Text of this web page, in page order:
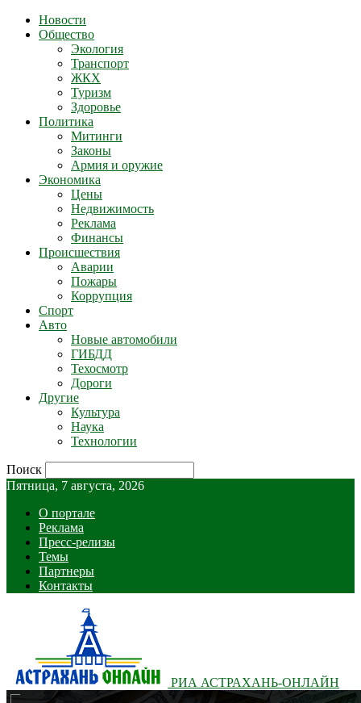
Новости
Общество
Экология
Транспорт
ЖКХ
Туризм
Здоровье
Политика
Митинги
Законы
Армия и оружие
Экономика
Цены
Недвижимость
Реклама
Финансы
Происшествия
Аварии
Пожары
Коррупция
Спорт
Авто
Новые автомобили
ГИБДД
Техосмотр
Дороги
Другие
Культура
Наука
Технологии
Поиск
Пятница, 7 августа, 2026
О портале
Реклама
Пресс-релизы
Темы
Партнеры
Контакты
РИА АСТРАХАНЬ-ОНЛАЙН